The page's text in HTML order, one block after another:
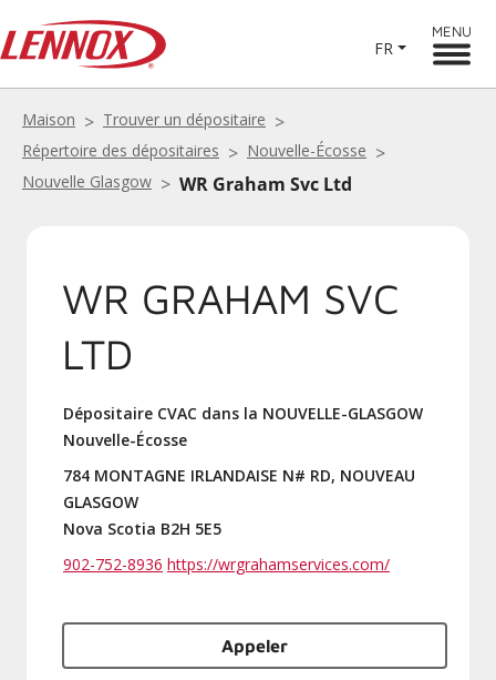
FR
MENU
Maison
Trouver un dépositaire
Répertoire des dépositaires
Nouvelle-Écosse
Nouvelle Glasgow
WR Graham Svc Ltd
WR GRAHAM SVC
LTD
Dépositaire CVAC dans la NOUVELLE-GLASGOW
Nouvelle-Écosse
784 MONTAGNE IRLANDAISE N# RD, NOUVEAU
GLASGOW
Nova Scotia B2H 5E5
902-752-8936 https://wrgrahamservices.com/
Appeler